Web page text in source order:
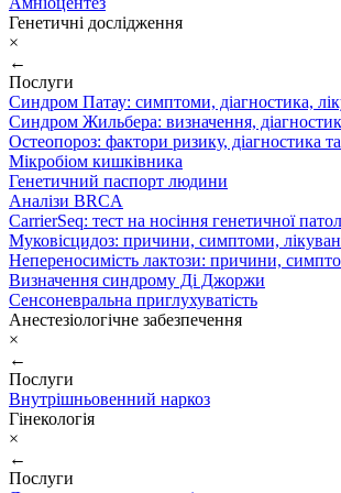
Генетичні дослідження
×
←
Послуги
Синдром Патау: симптоми, дiагностика,
Синдром Жильбера: визначення,
Остеопороз: фактори ризику, діагностика
Мікробіом кишківника
Генетичний паспорт людини
Аналізи BRCA
CarrierSeq: тест на носіння генетичної
Муковісцидоз: причини, симптоми,
Непереносимість лактози: причини,
Визначення синдрому Ді Джоржи
Сенсоневральна приглухуватість
Анестезіологічне забезпечення
×
←
Послуги
Внутрішньовенний наркоз
Гінекологія
×
←
Послуги